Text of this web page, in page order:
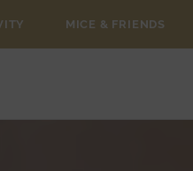
MICE & FRIENDS